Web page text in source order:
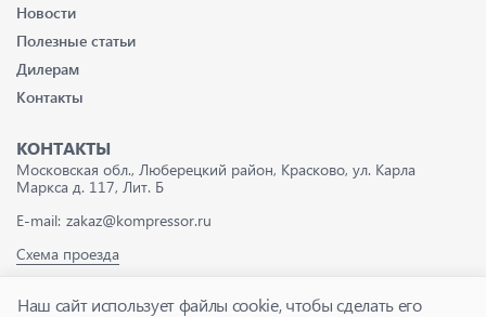
Новости
Полезные статьи
Дилерам
Контакты
КОНТАКТЫ
Московская обл., Люберецкий район, Красково, ул. Карла
Маркса д. 117, Лит. Б
E-mail: zakaz@kompressor.ru
Схема проезда
Наш сайт использует файлы cookie, чтобы сделать его